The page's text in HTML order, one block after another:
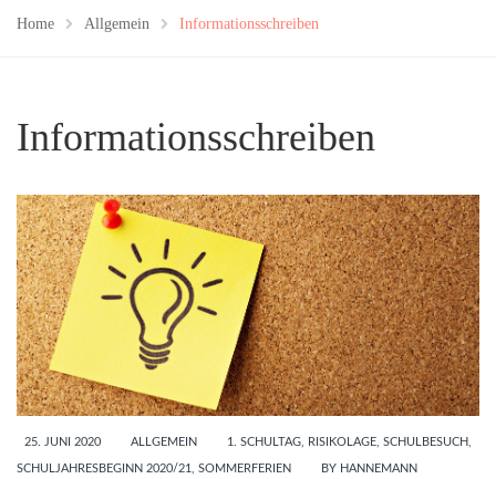
Home Allgemein Informationsschreiben
Informationsschreiben
25. JUNI 2020 ALLGEMEIN 1. SCHULTAG, RISIKOLAGE, SCHULBESUCH,
SCHULJAHRESBEGINN 2020/21, SOMMERFERIEN BY HANNEMANN